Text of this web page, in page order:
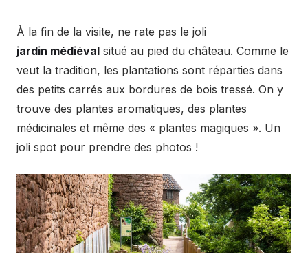
À la fin de la visite, ne rate pas le joli
jardin médiéval situé au pied du château. Comme le
veut la tradition, les plantations sont réparties dans
des petits carrés aux bordures de bois tressé. On y
trouve des plantes aromatiques, des plantes
médicinales et même des « plantes magiques ». Un
joli spot pour prendre des photos !